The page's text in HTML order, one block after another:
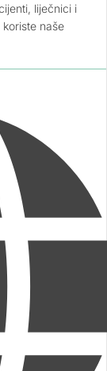
liječnici i
naše